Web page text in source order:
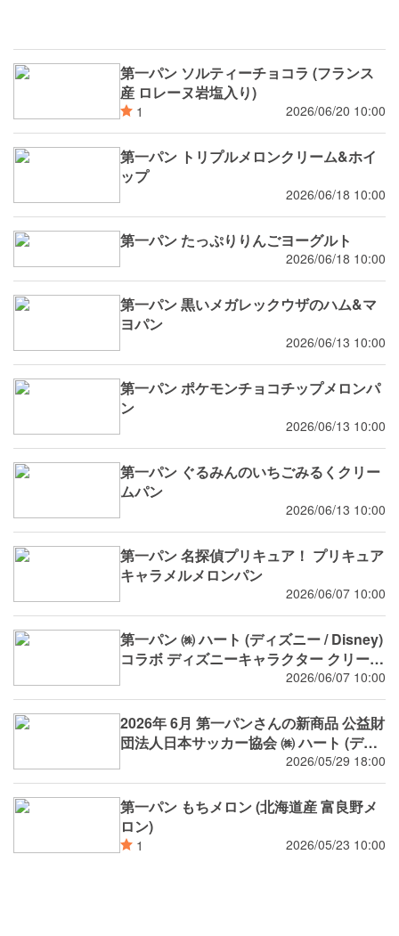
第一パン ソルティーチョコラ (フランス
産 ロレーヌ岩塩入り)
1 2026/06/20 10:00
第一パン トリプルメロンクリーム&ホイ
ップ
2026/06/18 10:00
第一パン たっぷりりんごヨーグルト
2026/06/18 10:00
第一パン 黒いメガレックウザのハム&マ
ヨパン
2026/06/13 10:00
第一パン ポケモンチョコチップメロンパ
ン
2026/06/13 10:00
第一パン ぐるみんのいちごみるくクリー
ムパン
2026/06/13 10:00
第一パン 名探偵プリキュア！ プリキュア
キャラメルメロンパン
2026/06/07 10:00
第一パン ㈱ ハート (ディズニー / Disney)
コラボ ディズニーキャラクター クリーム
2026/06/07 10:00
2026年 6月 第一パンさんの新商品 公益財
団法人日本サッカー協会 ㈱ ハート (ディ
2026/05/29 18:00
第一パン もちメロン (北海道産 富良野メ
ロン)
1 2026/05/23 10:00